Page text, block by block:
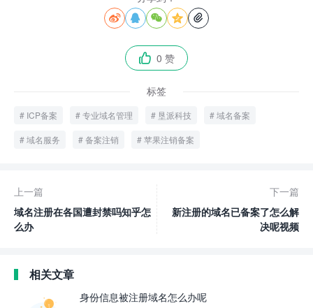
    
 0 赞
标签
ICP备案 专业域名管理 垦派科技 域名备案
域名服务 备案注销 苹果注销备案
上一篇
域名注册在各国遭封禁吗知乎怎
么办
下一篇
新注册的域名已备案了怎么解
决呢视频
相关文章
身份信息被注册域名怎么办呢